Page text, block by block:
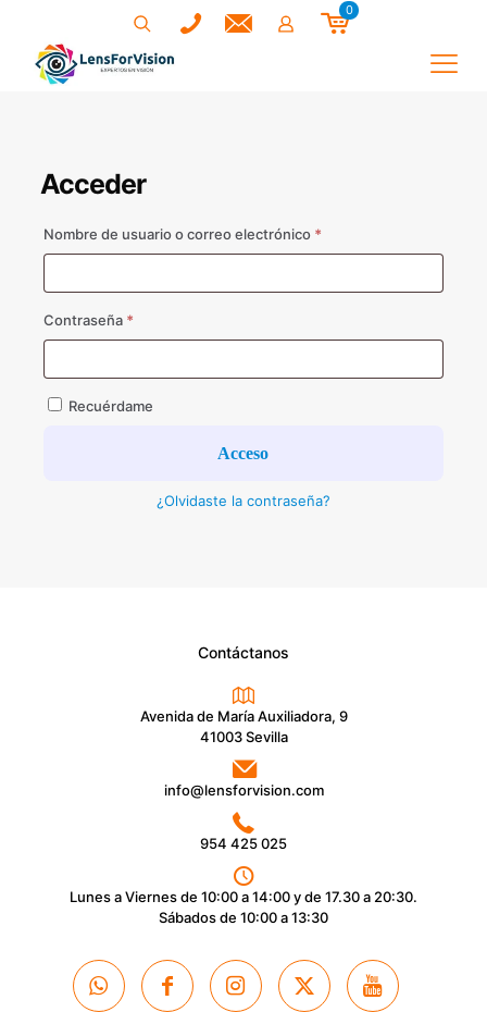
0
Acceder
Nombre de usuario o correo electrónico *Obligatorio
Contraseña *Obligatorio
Recuérdame
Acceso
¿Olvidaste la contraseña?
Contáctanos
Avenida de María Auxiliadora, 9
41003 Sevilla
info@lensforvision.com
954 425 025
Lunes a Viernes de 10:00 a 14:00 y de 17.30 a 20:30.
Sábados de 10:00 a 13:30